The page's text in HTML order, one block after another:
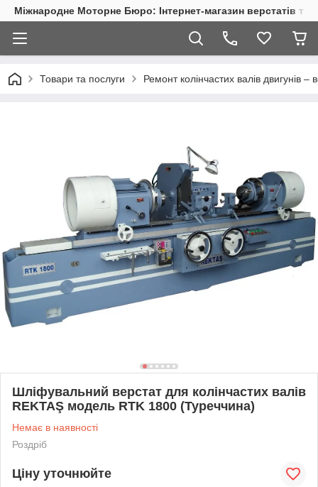
Міжнародне Моторне Бюро: Інтернет-магазин верстатів та
Товари та послуги Ремонт колінчастих валів двигунів
Шліфувальний верстат для колінчастих валів
REKTAŞ модель RTK 1800 (Туреччина)
Немає в наявності
Роздріб
Ціну уточнюйте